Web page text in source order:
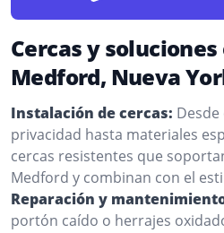
Cercas y
Medford, Nueva
Instalación de cercas: Desde
privacidad hasta materiales
cercas resistentes que
Medford y combinan con el
Reparación y
portón caído o herrajes